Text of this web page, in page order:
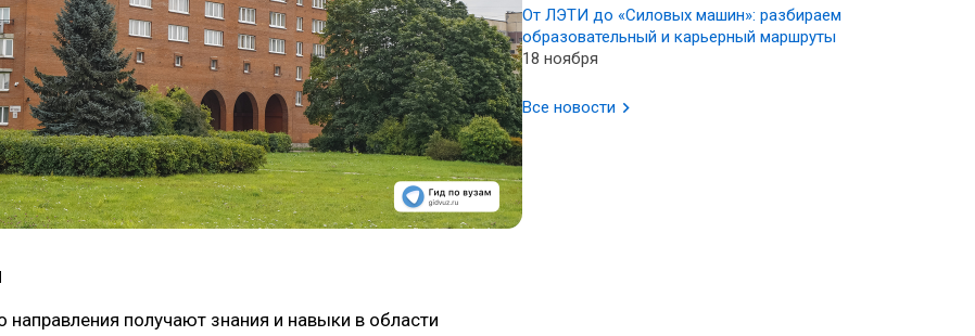
От ЛЭТИ до «Силовых машин»: разбираем
образовательный и карьерный маршруты
18 ноября
Все новости
направления получают знания и навыки в области